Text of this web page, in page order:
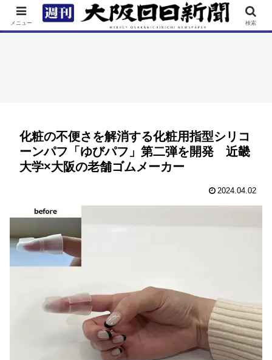
TOP 特集 ニュース 連載 街ネタ イベント
化粧の不便さを解消する化粧用指型シリコ
ーンパフ「ゆびパフ」第二弾を開発 近畿
大学×大阪の老舗ゴムメーカー
2024.04.02
メニュー 検索